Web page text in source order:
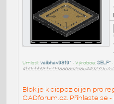
Umístil:vaibhav9819^ • Výrobce:SELF^ •
Blok je k dispozici jen pro
CADforum.cz. Přihlaste se -